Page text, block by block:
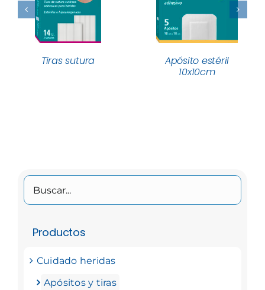
Tiras sutura
Apósito estéril
10x10cm
Productos
Cuidado heridas
Apósitos y tiras